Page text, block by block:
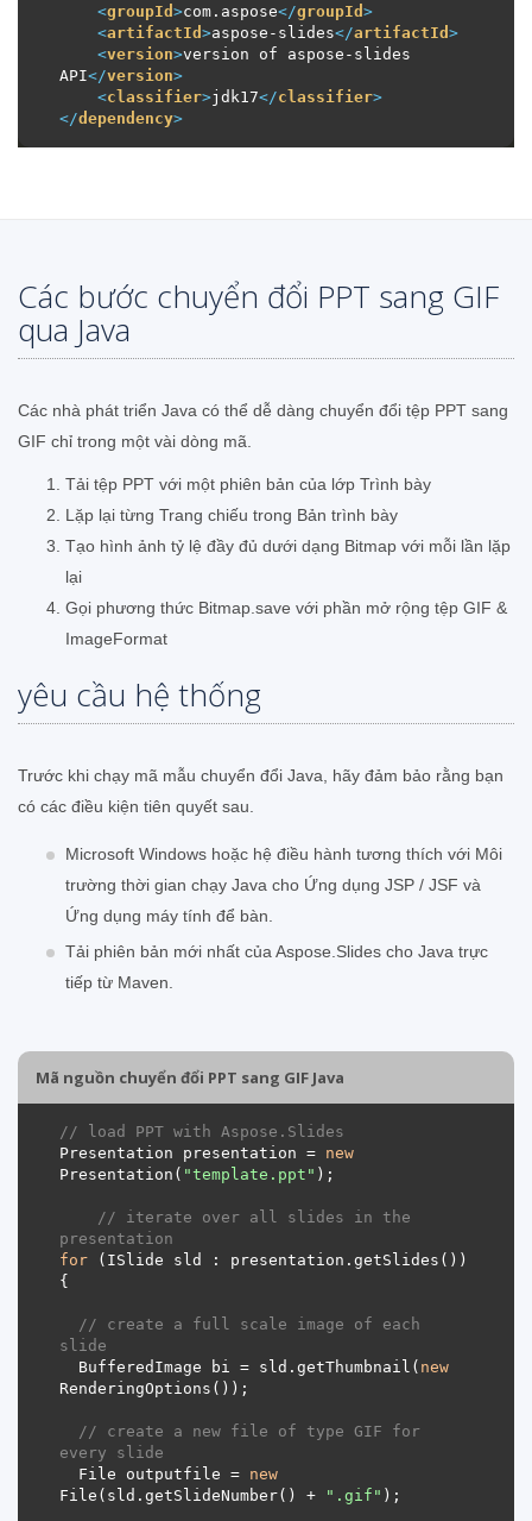
<groupId >com.aspose</groupId >
<artifactId >aspose-slides</artifactId >
<version>version of aspose-slides
API</version>
<classifier>jdk17</classifier>
</dependency>
Các bước chuyển đổi PPT sang GIF
qua Java
Các nhà phát triển Java có thể dễ dàng chuyển đổi tệp PPT sang
GIF chỉ trong một vài dòng mã.
Tải tệp PPT với một phiên bản của lớp Trình bày
Lặp lại từng Trang chiếu trong Bản trình bày
Tạo hình ảnh tỷ lệ đầy đủ dưới dạng Bitmap với mỗi lần lặp
lại
Gọi phương thức Bitmap.save với phần mở rộng tệp GIF &
ImageFormat
yêu cầu hệ thống
Trước khi chạy mã mẫu chuyển đổi Java, hãy đảm bảo rằng bạn
có các điều kiện tiên quyết sau.
Microsoft Windows hoặc hệ điều hành tương thích với Môi
trường thời gian chạy Java cho Ứng dụng JSP / JSF và
Ứng dụng máy tính để bàn.
Tải phiên bản mới nhất của Aspose.Slides cho Java trực
tiếp từ Maven.
Mã nguồn chuyển đổi PPT sang GIF Java
// load PPT with Aspose.Slides
Presentation presentation = new
Presentation( "template.ppt"
// iterate over all slides in the
presentation
for
// create a full scale image of each
slide
  BufferedImage bi = sld.getThumbnail(
new
// create a new file of type GIF for
every slide
  File outputfile =
new
File(sld.getSlideNumber() +
".gif"